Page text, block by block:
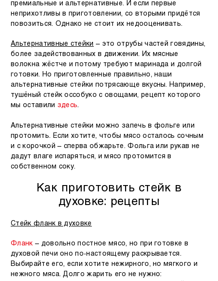
премиальные и альтернативные. И если первые
неприхотливы в приготовлении, со вторыми придётся
повозиться. Однако не стоит их недооценивать.
Альтернативные стейки – это отрубы частей говядины,
более задействованных в движении. Их мясные
волокна жёстче и потому требуют маринада и долгой
готовки. Но приготовленные правильно, наши
альтернативные стейки потрясающе вкусны. Например,
тушёный стейкоссобуко с овощами, рецепт которого
мы оставили здесь.
Альтернативные стейки можно запечь в фольге или
протомить. Если хотите, чтобы мясо осталось сочным
и с корочкой – сперва обжарьте. Фольга или рукав не
дадут влаге испаряться, и мясо протомится в
собственном соку.
Как приготовить стейк в
духовке: рецепты
Стейк фланк в духовке
Фланк – довольно постное мясо, но при готовке в
духовой печи оно по-настоящему раскрывается.
Выбирайте его, если хотите нежирного, но мягкого и
нежного мяса. Долго жарить его не нужно: